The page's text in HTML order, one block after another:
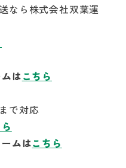
なら株式会社双葉運
はこちら
で対応
ムはこちら